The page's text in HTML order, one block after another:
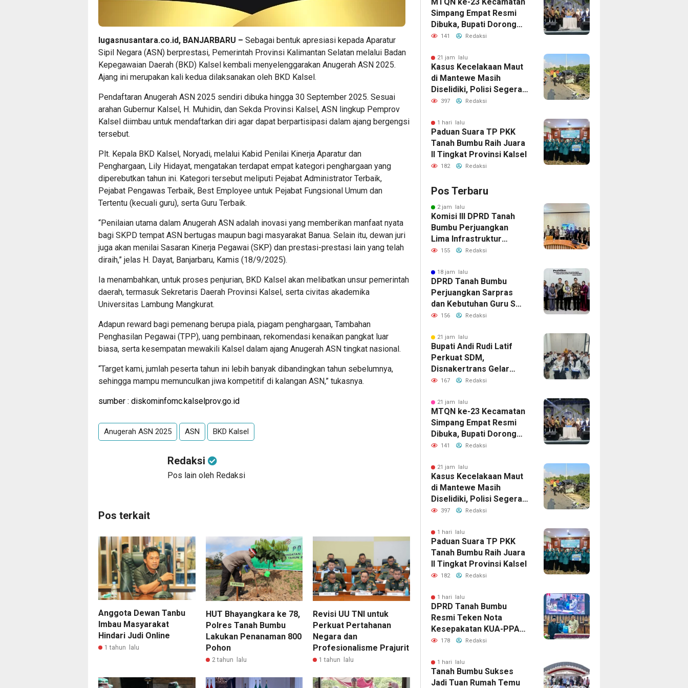
lugasnusantara.co.id, BANJARBARU – Sebagai bentuk apresiasi kepada Aparatur
Sipil Negara (ASN) berprestasi, Pemerintah Provinsi Kalimantan Selatan melalui Badan
Kepegawaian Daerah (BKD) Kalsel kembali menyelenggarakan Anugerah ASN 2025.
Ajang ini merupakan kali kedua dilaksanakan oleh BKD Kalsel.
Pendaftaran Anugerah ASN 2025 sendiri dibuka hingga 30 September 2025. Sesuai
arahan Gubernur Kalsel, H. Muhidin, dan Sekda Provinsi Kalsel, ASN lingkup Pemprov
Kalsel diimbau untuk mendaftarkan diri agar dapat berpartisipasi dalam ajang bergengsi
tersebut.
Plt. Kepala BKD Kalsel, Noryadi, melalui Kabid Penilai Kinerja Aparatur dan
Penghargaan, Lily Hidayat, mengatakan terdapat empat kategori penghargaan yang
diperebutkan tahun ini. Kategori tersebut meliputi Pejabat Administrator Terbaik,
Pejabat Pengawas Terbaik, Best Employee untuk Pejabat Fungsional Umum dan
Tertentu (kecuali guru), serta Guru Terbaik.
“Penilaian utama dalam Anugerah ASN adalah inovasi yang memberikan manfaat nyata
bagi SKPD tempat ASN bertugas maupun bagi masyarakat Banua. Selain itu, dewan juri
juga akan menilai Sasaran Kinerja Pegawai (SKP) dan prestasi-prestasi lain yang telah
diraih,” jelas H. Dayat, Banjarbaru, Kamis (18/9/2025).
Ia menambahkan, untuk proses penjurian, BKD Kalsel akan melibatkan unsur pemerintah
daerah, termasuk Sekretaris Daerah Provinsi Kalsel, serta civitas akademika
Universitas Lambung Mangkurat.
Adapun reward bagi pemenang berupa piala, piagam penghargaan, Tambahan
Penghasilan Pegawai (TPP), uang pembinaan, rekomendasi kenaikan pangkat luar
biasa, serta kesempatan mewakili Kalsel dalam ajang Anugerah ASN tingkat nasional.
“Target kami, jumlah peserta tahun ini lebih banyak dibandingkan tahun sebelumnya,
sehingga mampu memunculkan jiwa kompetitif di kalangan ASN,” tukasnya.
sumber : diskominfomc.kalselprov.go.id
Anugerah ASN 2025 ASN BKD Kalsel
Redaksi
Pos lain oleh Redaksi
Pos terkait
Anggota Dewan Tanbu
Imbau Masyarakat
Hindari Judi Online
1 tahun lalu
HUT Bhayangkara ke 78,
Polres Tanah Bumbu
Lakukan Penanaman 800
Pohon
2 tahun lalu
Revisi UU TNI untuk
Perkuat Pertahanan
Negara dan
Profesionalisme Prajurit
1 tahun lalu
MTQN ke-23 Kecamatan
Simpang Empat Resmi
Dibuka, Bupati Dorong
Lahirnya Generasi
141 Redaksi
21 jam lalu
Kasus Kecelakaan Maut
di Mantewe Masih
Diselidiki, Polisi Segera
Rilis Hasil
397 Redaksi
1 hari lalu
Paduan Suara TP PKK
Tanah Bumbu Raih Juara
II Tingkat Provinsi Kalsel
182 Redaksi
Pos Terbaru
2 jam lalu
Komisi III DPRD Tanah
Bumbu Perjuangkan
Lima Infrastruktur
Strategis ke BPJN XI
155 Redaksi
18 jam lalu
DPRD Tanah Bumbu
Perjuangkan Sarpras
dan Kebutuhan Guru SMA
ke Pemprov Kalsel
156 Redaksi
21 jam lalu
Bupati Andi Rudi Latif
Perkuat SDM,
Disnakertrans Gelar
Pelatihan Desain Grafis
167 Redaksi
21 jam lalu
MTQN ke-23 Kecamatan
Simpang Empat Resmi
Dibuka, Bupati Dorong
Lahirnya Generasi
141 Redaksi
21 jam lalu
Kasus Kecelakaan Maut
di Mantewe Masih
Diselidiki, Polisi Segera
Rilis Hasil
397 Redaksi
1 hari lalu
Paduan Suara TP PKK
Tanah Bumbu Raih Juara
II Tingkat Provinsi Kalsel
182 Redaksi
1 hari lalu
DPRD Tanah Bumbu
Resmi Teken Nota
Kesepakatan KUA-PPAS
Perubahan APBD 2026
178 Redaksi
1 hari lalu
Tanah Bumbu Sukses
Jadi Tuan Rumah Temu